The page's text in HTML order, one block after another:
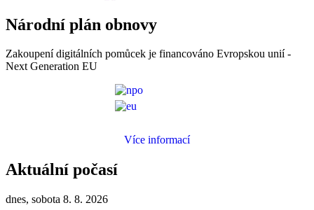
Národní plán obnovy
Zakoupení digitálních pomůcek je financováno Evropskou unií -
Next Generation EU
Více informací
Aktuální počasí
dnes, sobota 8. 8. 2026